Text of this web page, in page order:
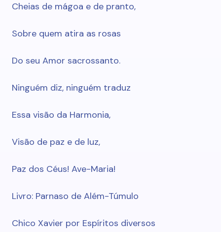
Cheias de mágoa e de pranto,
Sobre quem atira as rosas
Do seu Amor sacrossanto.
Ninguém diz, ninguém traduz
Essa visão da Harmonia,
Visão de paz e de luz,
Paz dos Céus! Ave-Maria!
Livro: Parnaso de Além-Túmulo
Chico Xavier por Espíritos diversos